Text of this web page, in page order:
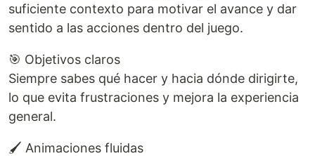
suficiente contexto para motivar el avance y dar
sentido a las acciones dentro del juego.
🎯 Objetivos claros
Siempre sabes qué hacer y hacia dónde dirigirte,
lo que evita frustraciones y mejora la experiencia
general.
🖌️ Animaciones fluidas